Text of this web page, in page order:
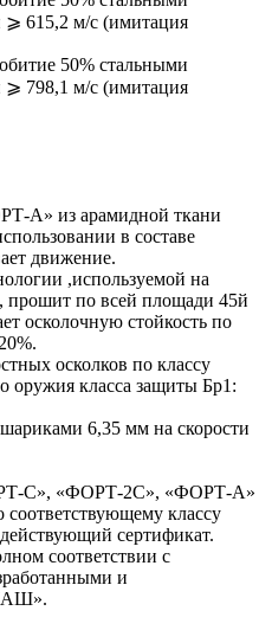
⩾ 615,2 м/с (имитация
50% стальными
⩾ 798,1 м/с (имитация
А» из арамидной ткани
в составе
движение.
,используемой на
прошит по всей площади 45й
осколочную стойкость по
осколков по классу
оружия класса защиты Бр1:
6,35 мм на скорости
С», «ФОРТ-2С», «ФОРТ-А»
классу
сертификат.
соответствии с
и